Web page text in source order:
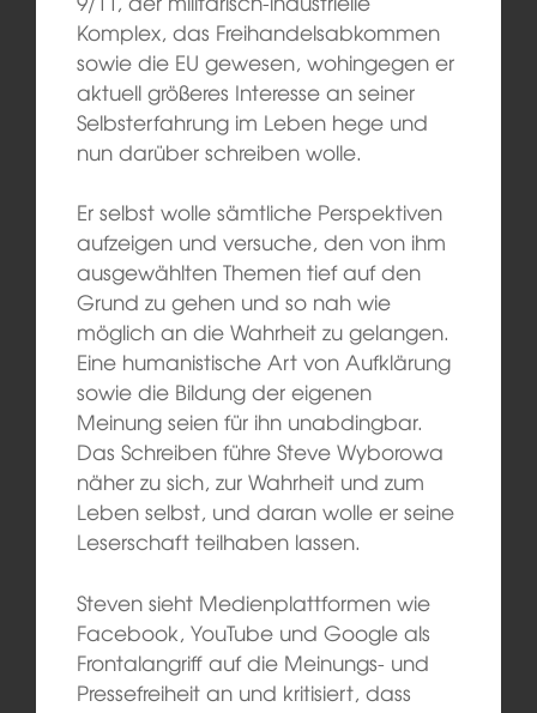
Komplex, das Freihandelsabkommen
sowie die EU gewesen, wohingegen er
aktuell größeres Interesse an seiner
Selbsterfahrung im Leben hege und
nun darüber schreiben wolle.
Er selbst wolle sämtliche Perspektiven
aufzeigen und versuche, den von ihm
ausgewählten Themen tief auf den
Grund zu gehen und so nah wie
möglich an die Wahrheit zu gelangen.
Eine humanistische Art von Aufklärung
sowie die Bildung der eigenen
Meinung seien für ihn unabdingbar.
Das Schreiben führe Steve Wyborowa
näher zu sich, zur Wahrheit und zum
Leben selbst, und daran wolle er seine
Leserschaft teilhaben lassen.
Steven sieht Medienplattformen wie
Facebook, YouTube und Google als
Frontalangriff auf die Meinungs- und
Pressefreiheit an und kritisiert, dass